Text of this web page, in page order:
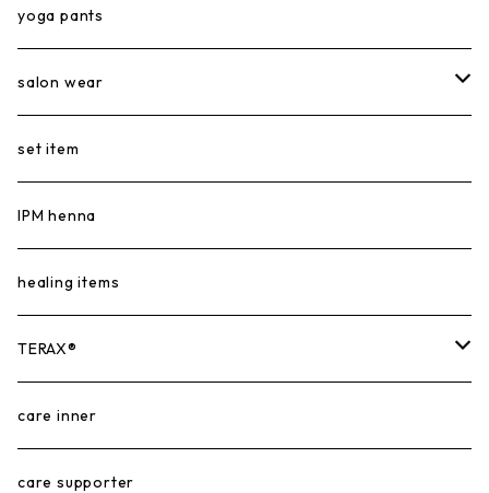
short tops
long tops
tank top
yoga pants
salon wear
salon tops
salon pants
set item
IPM henna
healing items
TERAX®︎
TERAX HOT®︎
TERAX COOL®︎
care inner
care supporter